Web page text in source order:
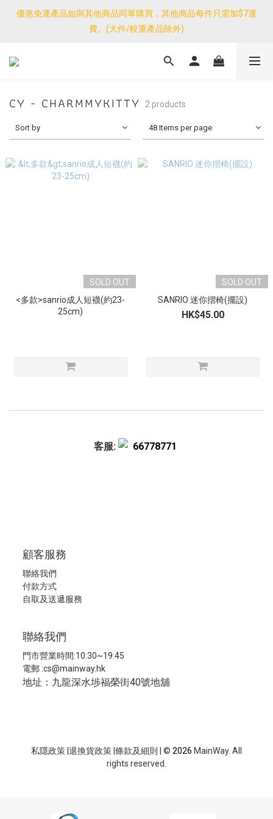
優惠免運產品如與其他商品同單購買，其他商品每件只需加$7運
費。(大件/較重產品除外)
優惠免運產品如與其他商品同單購買，其他商品每件只需加$7運
費。(大件/較重產品除外)
<公告>感謝支持！我們團隊由30/7~12/8外訪搜羅新產品，期間網
優惠免運產品如與其他商品同單購買，其他商品每件只需加$7運
CY - CHARMMYKITTY 2 products
Sort by 48 Items per page
SOLD OUT
<多款>sanrio成人短襪(約23-
25cm)
SOLD OUT
SANRIO 迷你摺椅(擺設)
HK$45.00
客服: 66778771
顧客服務
聯絡我們
付款方式
自取及送遞服務
聯絡我們
門市營業時間:10:30~19:45
電郵 :cs@mainway.hk
地址：九龍深水埗福榮街40號地舖
私隱政策 退換貨政策 條款及細則 | © 2026 MainWay. All
rights reserved.